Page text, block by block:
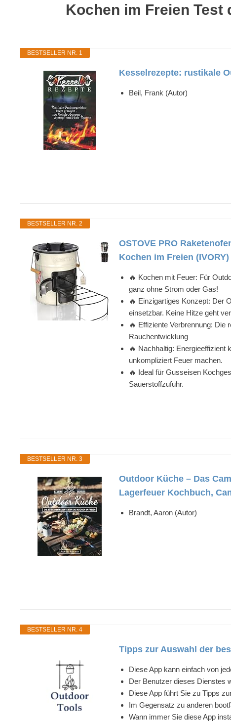
Kochen im Freien Test
BESTSELLER NR. 1
Kesselrezepte: rustikale
Beil, Frank (Autor)
BESTSELLER NR. 2
OSTOVE PRO
Kochen im Freien (IVORY)
🔥 Kochen mit Feuer: Für
ganz ohne Strom oder Gas!
🔥 Einzigartiges Konzept: Der
einsetzbar. Keine Hitze geht
🔥 Effiziente Verbrennung: Die
Rauchentwicklung
🔥 Nachhaltig: Energieeffizient
unkompliziert Feuer machen.
🔥 Ideal für Gusseisen
Sauerstoffzufuhr.
BESTSELLER NR. 3
Outdoor Küche – Das
Lagerfeuer Kochbuch,
Brandt, Aaron (Autor)
BESTSELLER NR. 4
Tipps zur Auswahl der
Diese App kann einfach von
Der Benutzer dieses Dienstes
Diese App führt Sie zu Tipps
Im Gegensatz zu anderen
Wann immer Sie diese App